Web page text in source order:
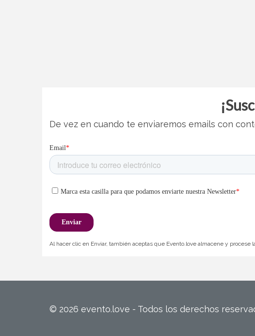
De vez en cuando te enviaremos emails con
Al hacer clic en Enviar, también aceptas que Evento.love almacene y
© 2026 evento.love - Todos los derechos